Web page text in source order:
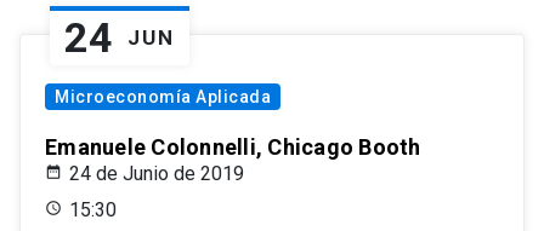
24 JUN
Microeconomía Aplicada
Emanuele Colonnelli, Chicago Booth
24 de Junio de 2019
15:30